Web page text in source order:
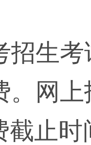
生考
。网
止